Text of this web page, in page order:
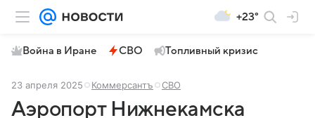
+23°
Война в Иране СВО Топливный кризис
23 апреля 2025 Коммерсантъ СВО
Аэропорт Нижнекамска